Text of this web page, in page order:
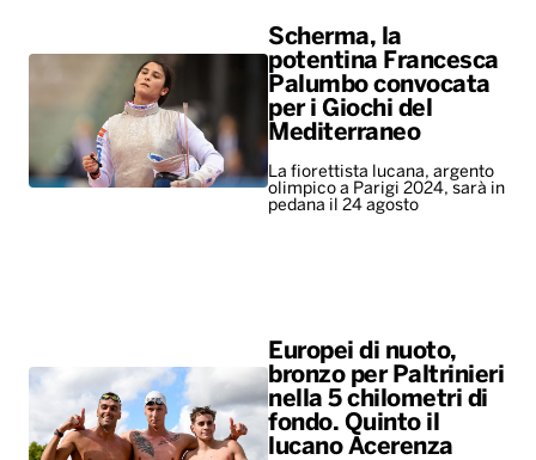
Scherma, la
potentina Francesca
Palumbo convocata
per i Giochi del
Mediterraneo
La fiorettista lucana, argento
olimpico a Parigi 2024, sarà in
pedana il 24 agosto
Europei di nuoto,
bronzo per Paltrinieri
nella 5 chilometri di
fondo. Quinto il
lucano Acerenza